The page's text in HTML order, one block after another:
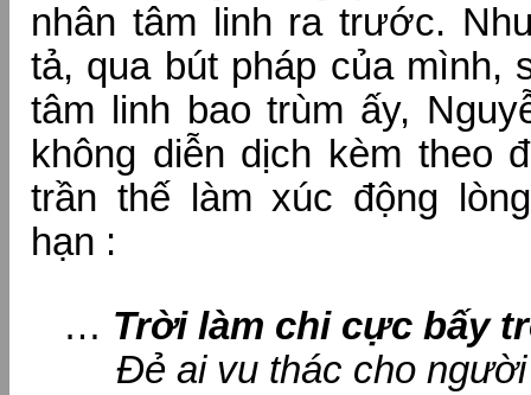
nhân tâm linh ra trước.
tả, qua bút pháp của mình,
tâm linh bao trùm ấy,
không diễn dịch kèm theo
trần thế làm xúc động
hạn :
… Trời làm chi cực bấy
Đẻ ai vu thác cho người